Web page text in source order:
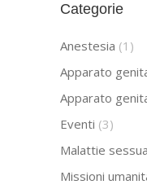
Categorie
Anestesia (1)
Apparato
Apparato
Eventi (3)
Malattie
Missioni